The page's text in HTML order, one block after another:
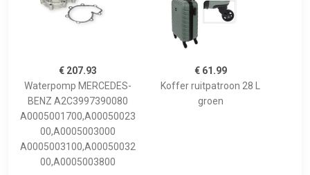
€ 207.93
Waterpomp MERCEDES-
BENZ A2C3997390080
A0005001700,A00050023
00,A0005003000
A0005003100,A00050032
00,A0005003800
€ 61.99
Koffer ruitpatroon 28 L
groen